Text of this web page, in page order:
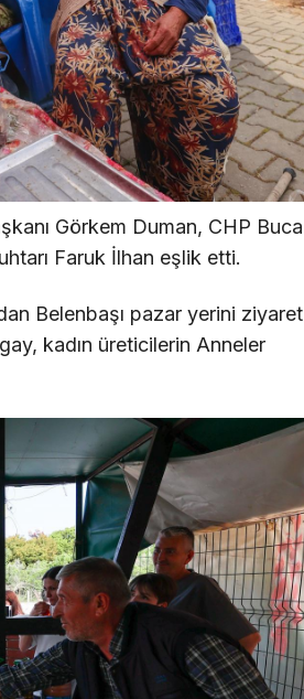
Görkem Duman, CHP Buca
Faruk İlhan eşlik etti.
Belenbaşı pazar yerini ziyaret
kadın üreticilerin Anneler